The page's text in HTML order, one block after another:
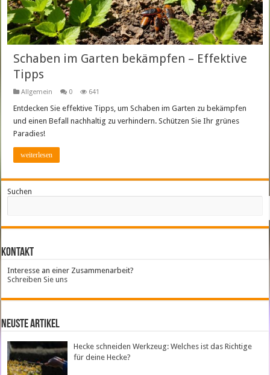
Schaben im Garten bekämpfen – Effektive
Tipps
Allgemein 0 641
Entdecken Sie effektive Tipps, um Schaben im Garten zu bekämpfen
und einen Befall nachhaltig zu verhindern. Schützen Sie Ihr grünes
Paradies!
weiterlesen
Suchen
Kontakt
Interesse an einer Zusammenarbeit?
Schreiben Sie uns
neuste Artikel
Hecke schneiden Werkzeug: Welches ist das Richtige
für deine Hecke?